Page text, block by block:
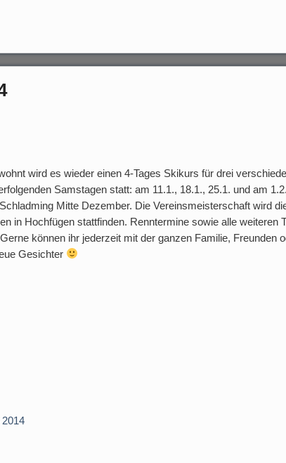
wird es wieder einen 4-Tages Skikurs für drei
Samstagen statt: am 11.1., 18.1., 25.1. und am
Mitte Dezember. Die Vereinsmeisterschaft wird
in Hochfügen stattfinden. Renntermine sowie alle weiteren
können ihr jederzeit mit der ganzen Familie, Freunden
Gesichter